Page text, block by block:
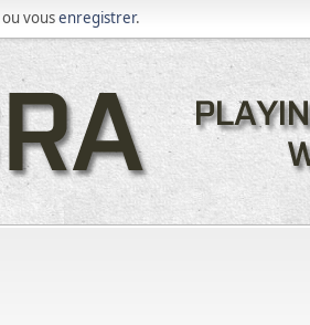
ou vousenregistrer.